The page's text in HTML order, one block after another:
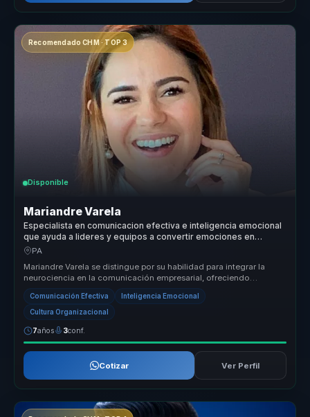
Recomendado CHM · TOP 3
Disponible
Mariandre Varela
Especialista en comunicacion efectiva e inteligencia emocional
que ayuda a lideres y equipos a convertir emociones en
cohesion, foco y rendimiento.
PA
Mariandre Varela se distingue por su habilidad para integrar la
neurociencia en la comunicación empresarial, ofreciendo
resultados medibl...
Comunicación Efectiva Inteligencia Emocional
Cultura Organizacional
7años 3conf.
Cotizar Ver Perfil